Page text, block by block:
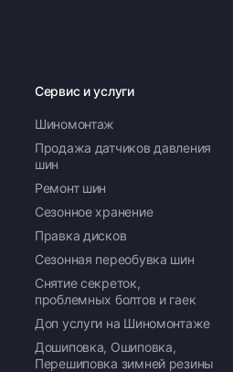
Сервис и услуги
Шиномонтаж
Продажа датчиков давления
шин
Ремонт шин
Сезонное хранение
Правка дисков
Сезонная переобувка шин
Снятие секреток,
проблемных болтов и гаек
Доп услуги на Шиномонтаже
Дошиповка, Ошиповка,
Перешиповка зимней резины